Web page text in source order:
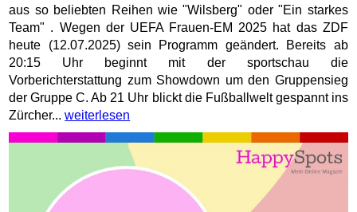
aus so beliebten Reihen wie "Wilsberg" oder "Ein starkes
Team" . Wegen der UEFA Frauen-EM 2025 hat das ZDF
heute (12.07.2025) sein Programm geändert. Bereits ab
20:15 Uhr beginnt mit der sportschau die
Vorberichterstattung zum Showdown um den Gruppensieg
der Gruppe C. Ab 21 Uhr blickt die Fußballwelt gespannt ins
Zürcher...weiterlesen